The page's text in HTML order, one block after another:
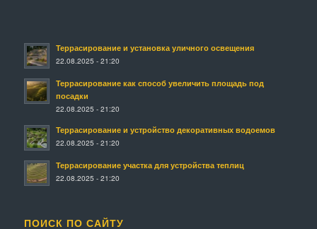
Террасирование и установка уличного освещения
22.08.2025 - 21:20
Террасирование как способ увеличить площадь под
посадки
22.08.2025 - 21:20
Террасирование и устройство декоративных водоемов
22.08.2025 - 21:20
Террасирование участка для устройства теплиц
22.08.2025 - 21:20
ПОИСК ПО САЙТУ